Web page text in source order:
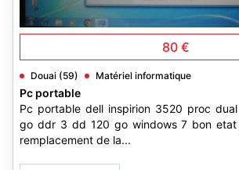
80 €
Douai (59) Matériel informatique
Pc portable
Pc portable dell inspirion 3520 proc
go ddr 3 dd 120 go windows 7 bon etat
remplacement de la...